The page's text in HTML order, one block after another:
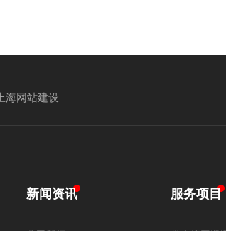
上海网站建设
新闻资讯 服务项目